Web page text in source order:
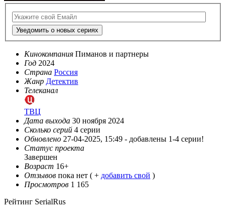
Уведомить о новых сериях
Кинокомпания Пиманов и партнеры
Год 2024
Страна Россия
Жанр Детектив
Телеканал
ТВЦ
Дата выхода 30 ноября 2024
Сколько серий 4 серии
Обновлено 27-04-2025, 15:49 - добавлены 1-4 серии!
Статус проекта
Завершен
Возраст 16+
Отзывов пока нет ( + добавить свой )
Просмотров 1 165
Рейтинг SerialRus